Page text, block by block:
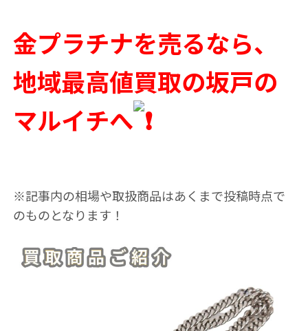
金プラチナを売るなら、
地域最高値買取の坂戸の
マルイチへ
※記事内の相場や取扱商品はあくまで投稿時点で
のものとなります！